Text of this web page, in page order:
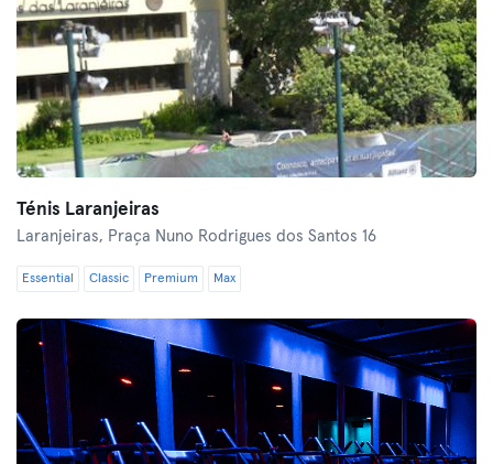
Ténis Laranjeiras
Laranjeiras, Praça Nuno Rodrigues dos Santos 16
Essential Classic Premium Max